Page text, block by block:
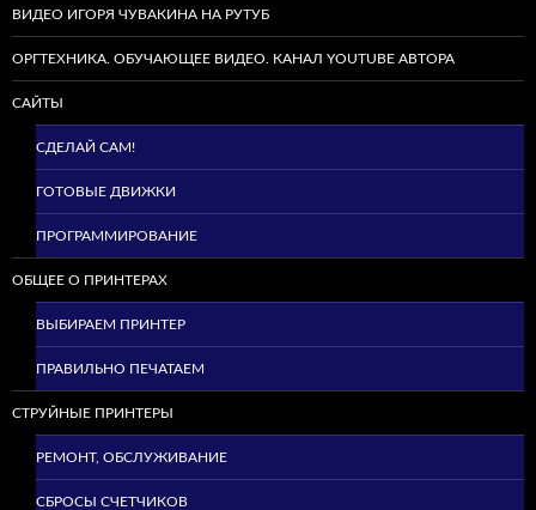
ВИДЕО ИГОРЯ ЧУВАКИНА НА РУТУБ
ОРГТЕХНИКА. ОБУЧАЮЩЕЕ ВИДЕО. КАНАЛ YOUTUBE АВТОРА
САЙТЫ
СДЕЛАЙ САМ!
ГОТОВЫЕ ДВИЖКИ
ПРОГРАММИРОВАНИЕ
ОБЩЕЕ О ПРИНТЕРАХ
ВЫБИРАЕМ ПРИНТЕР
ПРАВИЛЬНО ПЕЧАТАЕМ
СТРУЙНЫЕ ПРИНТЕРЫ
РЕМОНТ, ОБСЛУЖИВАНИЕ
СБРОСЫ СЧЕТЧИКОВ